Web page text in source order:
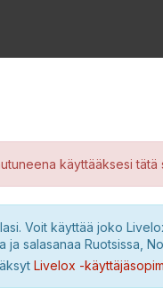
käyttääksesi tätä
Voit käyttää joko
ja salasanaa Ruotsissa,
Livelox -